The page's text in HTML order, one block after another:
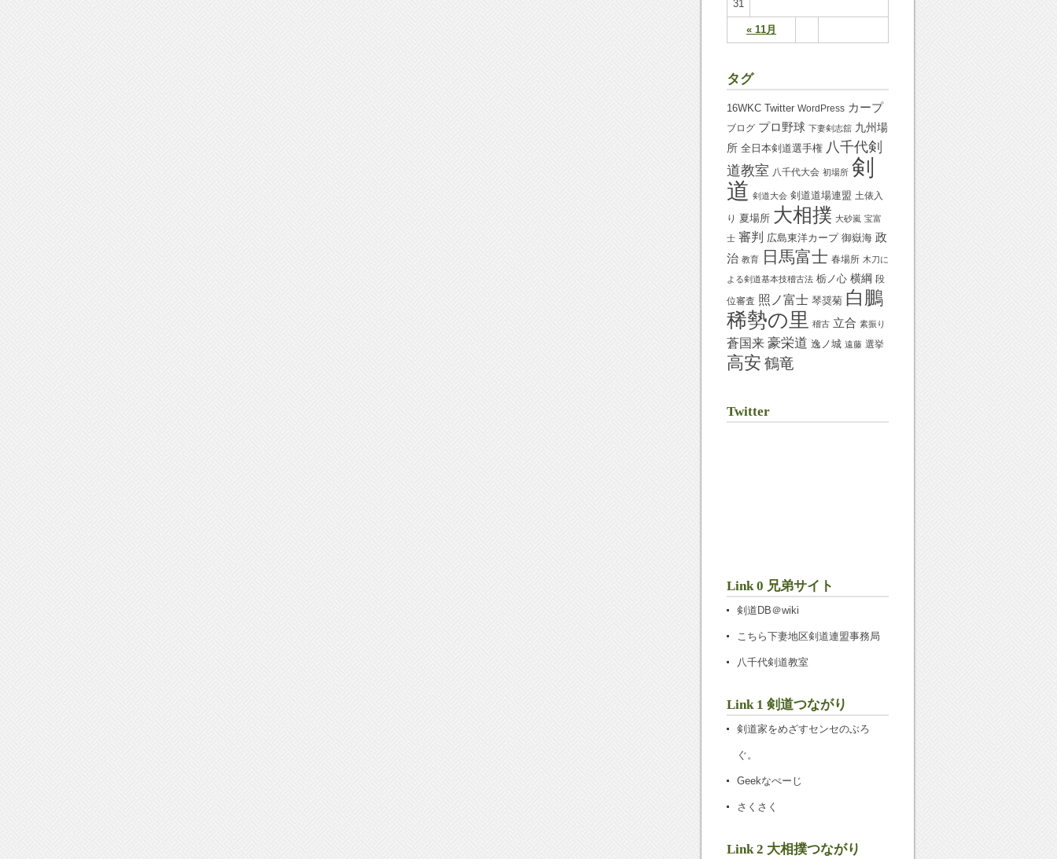
« 11月
31
タグ
16WKC Twitter WordPress カープ
ブログ プロ野球 下妻剣志舘 九州場
所 全日本剣道選手権 八千代剣
道教室 八千代大会 初場所 剣
道 剣道大会 剣道道場連盟 土俵入
り 夏場所 大相撲 大砂嵐 宝富
士 審判 広島東洋カープ 御嶽海 政
治 教育 日馬富士 春場所 木刀に
よる剣道基本技稽古法 栃ノ心 横綱 段
位審査 照ノ富士 琴奨菊 白鵬
稀勢の里 稽古 立合 素振り
蒼国来 豪栄道 逸ノ城 遠藤 選挙
高安 鶴竜
Twitter
Link 0 兄弟サイト
剣道DB＠wiki
こちら下妻地区剣道連盟事務局
八千代剣道教室
Link 1 剣道つながり
剣道家をめざすセンセのぶろ
ぐ。
Geekなぺーじ
さくさく
Link 2 大相撲つながり